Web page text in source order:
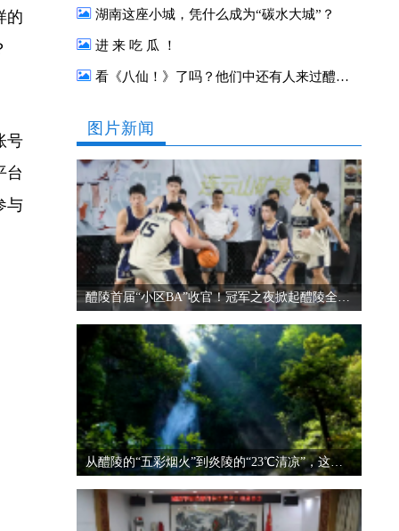
的
号
台
与
湖南这座小城，凭什么成为“碳水大城”？
进 来 吃 瓜 ！
看《八仙！》了吗？他们中还有人来过醴陵！
图片新闻
醴陵首届“小区BA”收官！冠军之夜掀起醴陵全民运动热潮
从醴陵的“五彩烟火”到炎陵的“23℃清凉”，这对“CP”太好嗑了